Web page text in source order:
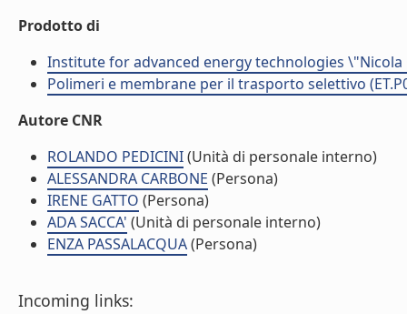
Prodotto di
Institute for advanced energy technologies \"Nicola
Polimeri e membrane per il trasporto selettivo
Autore CNR
ROLANDO PEDICINI(Unità di personale interno)
ALESSANDRA CARBONE (Persona)
IRENE GATTO (Persona)
ADA SACCA' (Unità di personale interno)
ENZA PASSALACQUA(Persona)
Incoming links: